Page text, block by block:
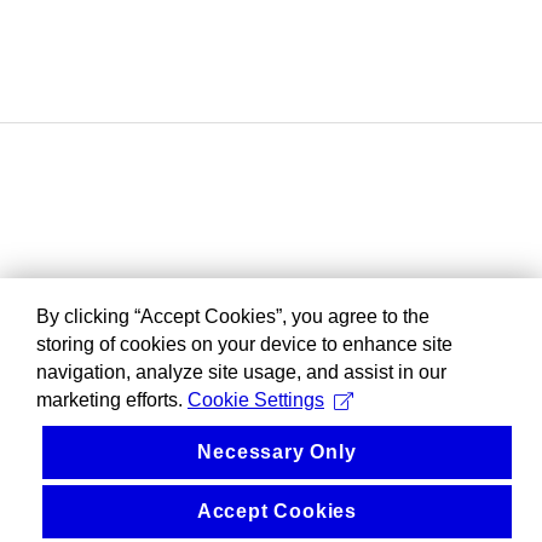
By clicking “Accept Cookies”, you agree to the
storing of cookies on your device to enhance site
navigation, analyze site usage, and assist in our
marketing efforts. Cookie Settings
Necessary Only
Accept Cookies